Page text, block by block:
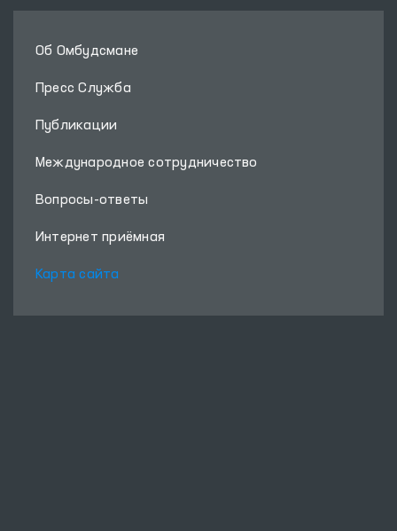
Об Омбудсмане
Пресс Служба
Публикации
Международное сотрудничество
Вопросы-ответы
Интернет приёмная
Карта сайта